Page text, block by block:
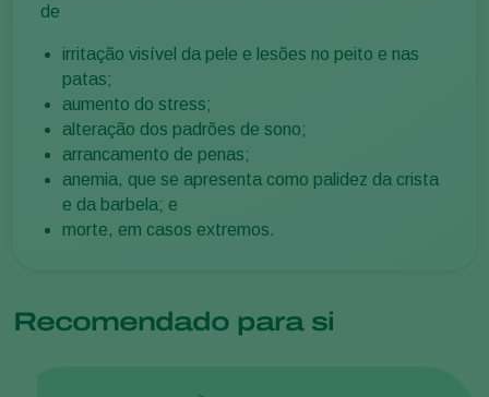
de
irritação visível da pele e lesões no peito e nas
patas;
aumento do stress;
alteração dos padrões de sono;
arrancamento de penas;
anemia, que se apresenta como palidez da crista
e da barbela; e
morte, em casos extremos.
Recomendado para si